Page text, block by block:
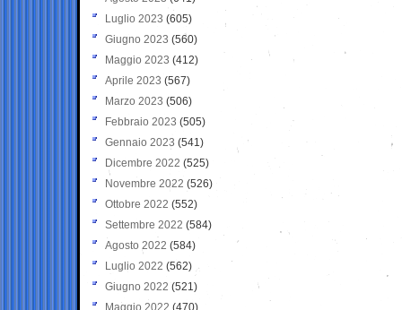
Luglio 2023 (605)
Giugno 2023 (560)
Maggio 2023 (412)
Aprile 2023 (567)
Marzo 2023 (506)
Febbraio 2023 (505)
Gennaio 2023 (541)
Dicembre 2022 (525)
Novembre 2022 (526)
Ottobre 2022 (552)
Settembre 2022 (584)
Agosto 2022 (584)
Luglio 2022 (562)
Giugno 2022 (521)
Maggio 2022 (470)